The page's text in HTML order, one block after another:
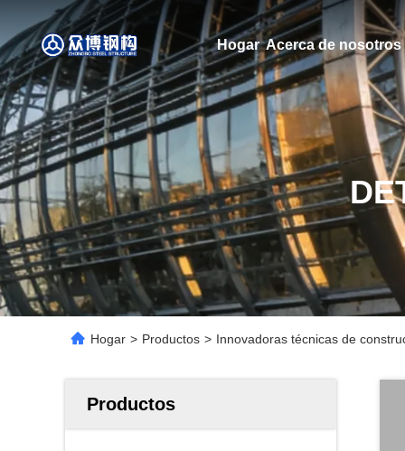
Hogar Acerca de nosotros
Hogar > Productos > Innovadoras técnicas de
Productos